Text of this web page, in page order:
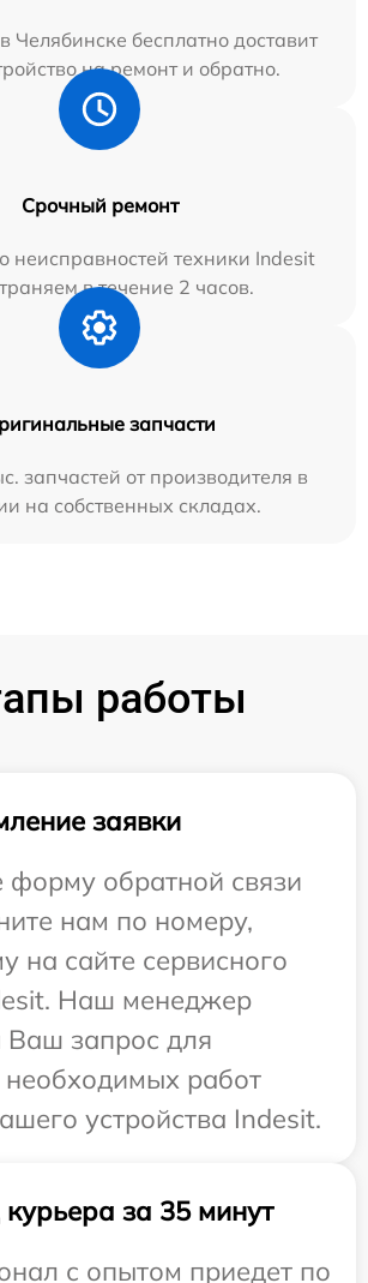
Челябинске бесплатно доставит
на ремонт и обратно.
Срочный ремонт
неисправностей техники Indesit
в течение 2 часов.
запчасти
запчастей от производителя в
на собственных складах.
работы
заявки
форму обратной связи
нам по номеру,
на сайте сервисного
Наш менеджер
Ваш запрос для
необходимых работ
устройства Indesit.
за 35 минут
с опытом приедет по